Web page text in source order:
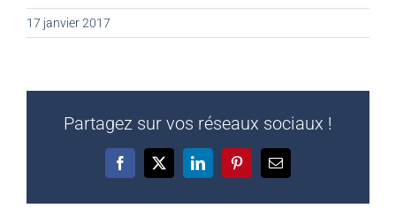
17 janvier 2017
Partagez sur vos réseaux sociaux !
Facebook
X LinkedInPinterestEmail